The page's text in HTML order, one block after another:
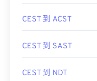
CEST 到 ACST
CEST 到 SAST
CEST 到 NDT